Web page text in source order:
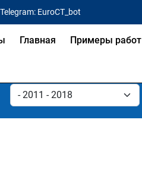
Telegram: EuroCT_bot
Главная Примеры работ